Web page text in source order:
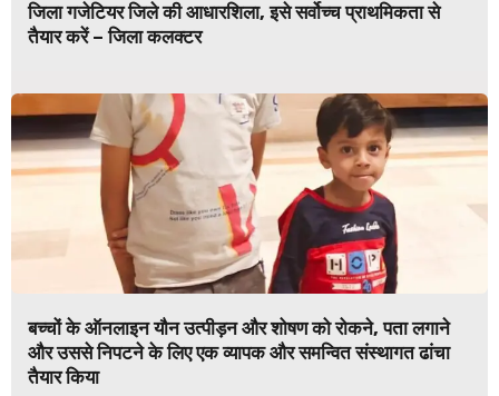
जिला गजेटियर जिले की आधारशिला, इसे सर्वोच्च प्राथमिकता से
तैयार करें – जिला कलक्टर
बच्चों के ऑनलाइन यौन उत्पीड़न और शोषण को रोकने, पता लगाने
और उससे निपटने के लिए एक व्यापक और समन्वित संस्थागत ढांचा
तैयार किया